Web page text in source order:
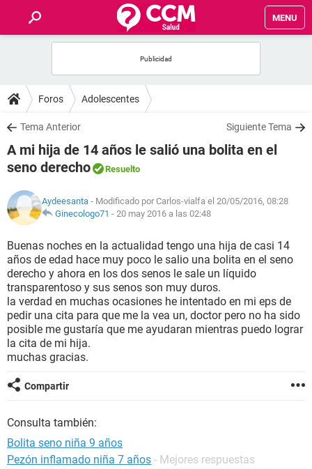
MENU
FOROS
SALUD
FAMILIA
NUTRICIÓN
SEXUALIDAD
GLOSARIO
Foros Adolescentes
Tema Anterior Siguiente Tema
A mi hija de 14 años le salió una bolita en el
seno derecho
Resuelto
Aydeesanta - Modificado por Carlos-vialfa el 20/05/2016, 08:28
Ginecologo71 - 20 may 2016 a las 02:48
Buenas noches en la actualidad tengo una hija de casi 14
años de edad hace muy poco le salio una bolita en el seno
derecho y ahora en los dos senos le sale un líquido
transparentoso y sus senos son muy duros.
la verdad en muchas ocasiones he intentado en mi eps de
pedir una cita para que me la vea un, doctor pero no ha sido
posible me gustaría que me ayudaran mientras puedo lograr
la cita de mi hija.
muchas gracias.
Compartir
Consulta también:
Bolita seno niña 9 años
Pezón inflamado niña 7 años - Mejores respuestas